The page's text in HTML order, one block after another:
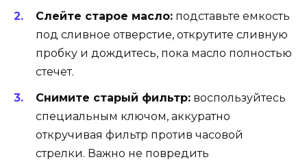
Слейте старое масло: подставьте емкость
под сливное отверстие, открутите сливную
пробку и дождитесь, пока масло полностью
стечет.
Снимите старый фильтр: воспользуйтесь
специальным ключом, аккуратно
откручивая фильтр против часовой
стрелки. Важно не повредить